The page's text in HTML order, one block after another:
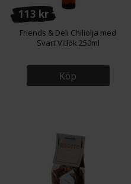
113 kr
Friends & Deli Chiliolja med
Svart Vitlök 250ml
Köp